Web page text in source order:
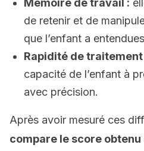
Mémoire de travail :
de retenir et de
que l’enfant a
Rapidité de traitement
capacité de l’enfant à
avec précision.
Après avoir mesuré ces
compare le score